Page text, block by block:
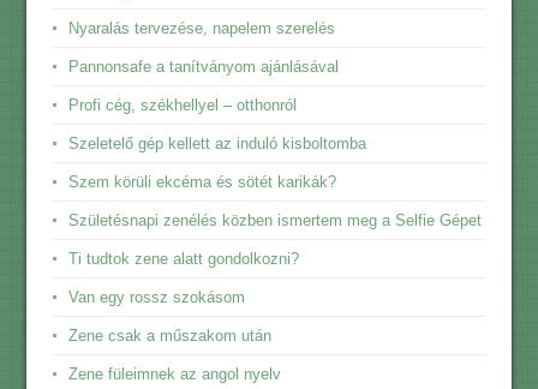
Nyaralás tervezése, napelem szerelés
Pannonsafe a tanítványom ajánlásával
Profi cég, székhellyel – otthonról
Szeletelő gép kellett az induló kisboltomba
Szem körüli ekcéma és sötét karikák?
Születésnapi zenélés közben ismertem meg a Selfie Gépet
Ti tudtok zene alatt gondolkozni?
Van egy rossz szokásom
Zene csak a műszakom után
Zene füleimnek az angol nyelv